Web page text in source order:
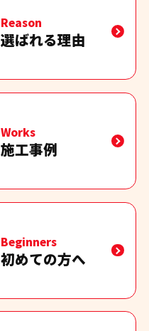
Reason
選ばれる理由
Works
施工事例
Beginners
初めての方へ